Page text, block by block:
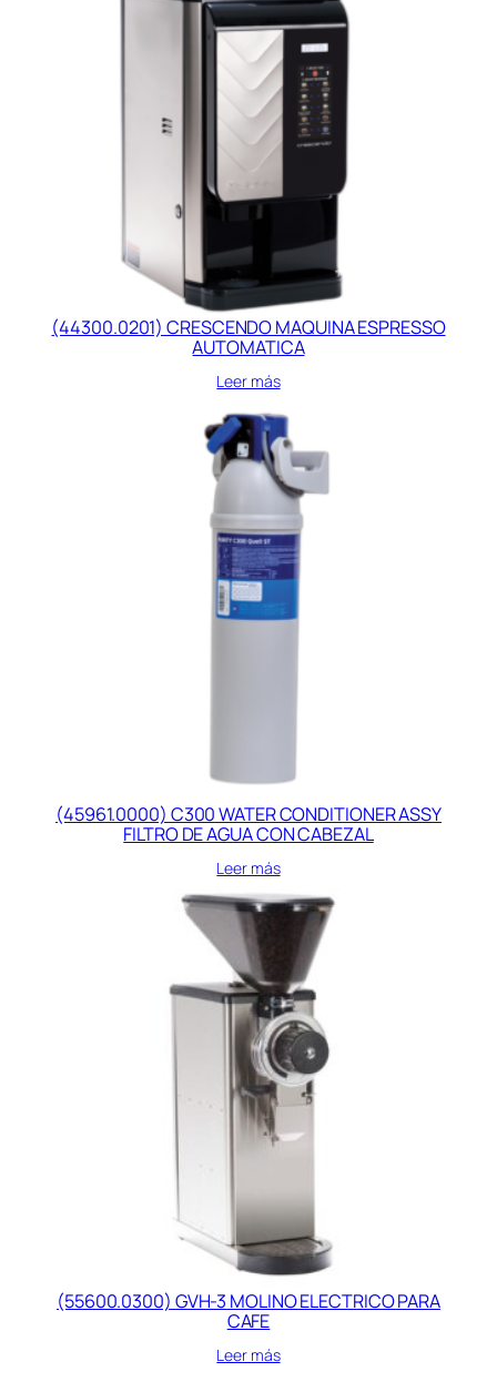
(44300.0201) CRESCENDO MAQUINA ESPRESSO
AUTOMATICA
Leer más
(45961.0000) C300 WATER CONDITIONER ASSY
FILTRO DE AGUA CON CABEZAL
Leer más
(55600.0300) GVH-3 MOLINO ELECTRICO PARA
CAFE
Leer más